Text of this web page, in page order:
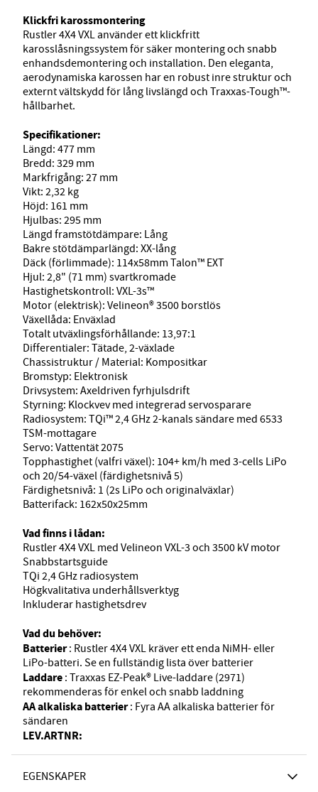
Klickfri karossmontering
Rustler 4X4 VXL använder ett klickfritt
karosslåsningssystem för säker montering och snabb
enhandsdemontering och installation. Den eleganta,
aerodynamiska karossen har en robust inre struktur och
externt vältskydd för lång livslängd och Traxxas-Tough™-
hållbarhet.
Specifikationer:
Längd: 477 mm
Bredd: 329 mm
Markfrigång: 27 mm
Vikt: 2,32 kg
Höjd: 161 mm
Hjulbas: 295 mm
Längd framstötdämpare: Lång
Bakre stötdämparlängd: XX-lång
Däck (förlimmade): 114x58mm Talon™ EXT
Hjul: 2,8" (71 mm) svartkromade
Hastighetskontroll: VXL-3s™
Motor (elektrisk): Velineon® 3500 borstlös
Växellåda: Enväxlad
Totalt utväxlingsförhållande: 13,97:1
Differentialer: Tätade, 2-växlade
Chassistruktur / Material: Kompositkar
Bromstyp: Elektronisk
Drivsystem: Axeldriven fyrhjulsdrift
Styrning: Klockvev med integrerad servosparare
Radiosystem: TQi™ 2,4 GHz 2-kanals sändare med 6533
TSM-mottagare
Servo: Vattentät 2075
Topphastighet (valfri växel): 104+ km/h med 3-cells LiPo
och 20/54-växel (färdighetsnivå 5)
Färdighetsnivå: 1 (2s LiPo och originalväxlar)
Batterifack: 162x50x25mm
Vad finns i lådan:
Rustler 4X4 VXL med Velineon VXL-3 och 3500 kV motor
Snabbstartsguide
TQi 2,4 GHz radiosystem
Högkvalitativa underhållsverktyg
Inkluderar hastighetsdrev
Vad du behöver:
Batterier : Rustler 4X4 VXL kräver ett enda NiMH- eller
LiPo-batteri. Se en fullständig lista över batterier
Laddare : Traxxas EZ-Peak® Live-laddare (2971)
rekommenderas för enkel och snabb laddning
AA alkaliska batterier : Fyra AA alkaliska batterier för
sändaren
LEV.ARTNR:
EGENSKAPER